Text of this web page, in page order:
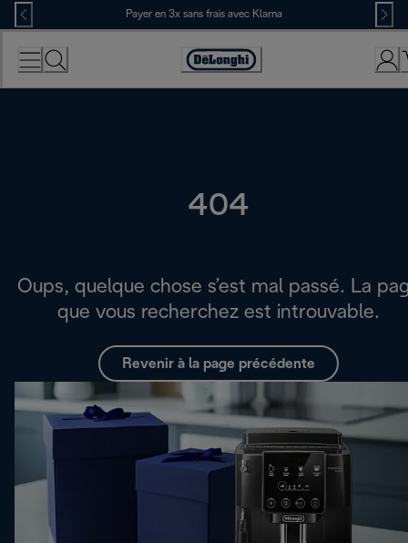
Skip
to
Content
Payer en 3x sans frais avec Klarna
Déclaration
d'accessibilité
404
Oups, quelque chose s’est mal passé. La
que vous recherchez est introuvable.
Revenir à la page précédente